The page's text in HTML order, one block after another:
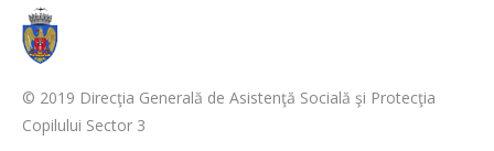
© 2019 Direcţia Generală de Asistenţă Socială şi Protecţia
Copilului Sector 3